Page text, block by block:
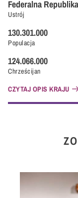
Ustrój
Federalna
Populacja
130.301.000
Chrześcijan
124.066.000
CZYTAJ OPIS KRAJU